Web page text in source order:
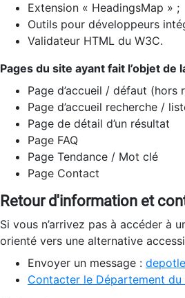
Extension « HeadingsMap » ;
Outils pour développeurs
Validateur HTML du W3C.
Pages du site ayant fait l’objet
Page d’accueil / défaut (hors
Page d’accueil recherche /
Page de détail d’un résultat
Page FAQ
Page Tendance / Mot clé
Page Contact
Retour d'information et
Si vous n’arrivez pas à accéder à
orienté vers une alternative
Envoyer un message :
Contacter le Département